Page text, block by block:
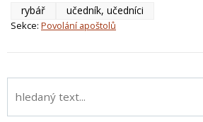
rybář
učedník, učedníci
Sekce: Povolání apoštolů